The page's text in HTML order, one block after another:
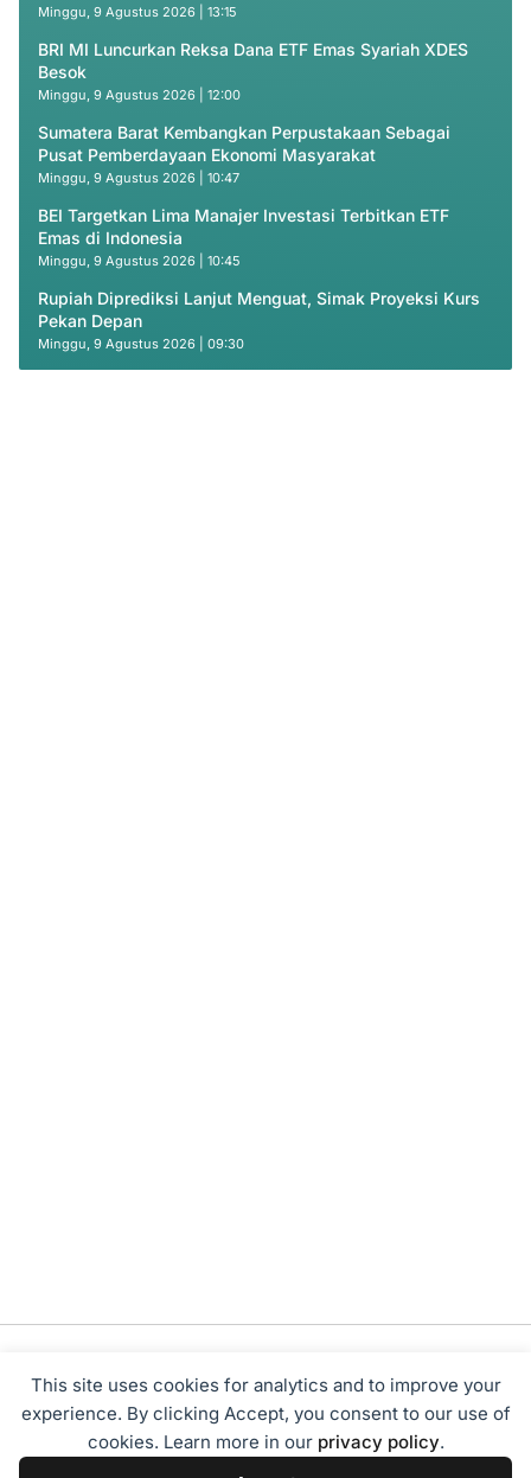
This site uses cookies for analytics and to improve your
experience. By clicking Accept, you consent to our use of
cookies. Learn more in our privacy policy.
Minggu, 9 Agustus 2026 | 13:15
BRI MI Luncurkan Reksa Dana ETF Emas Syariah XDES
Besok
Minggu, 9 Agustus 2026 | 12:00
Sumatera Barat Kembangkan Perpustakaan Sebagai
Pusat Pemberdayaan Ekonomi Masyarakat
Minggu, 9 Agustus 2026 | 10:47
BEI Targetkan Lima Manajer Investasi Terbitkan ETF
Emas di Indonesia
Minggu, 9 Agustus 2026 | 10:45
Rupiah Diprediksi Lanjut Menguat, Simak Proyeksi Kurs
Pekan Depan
Minggu, 9 Agustus 2026 | 09:30
Tentang Kami Redaksi Disclaimer
Privacy Policy